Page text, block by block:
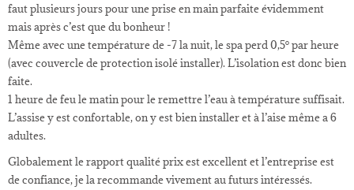
faut plusieurs jours pour une prise en main parfaite évidemment
mais après c’est que du bonheur !
Même avec une température de -7 la nuit, le spa perd 0,5° par heure
(avec couvercle de protection isolé installer). L’isolation est donc bien
faite.
1 heure de feu le matin pour le remettre l’eau à température suffisait.
L’assise y est confortable, on y est bien installer et à l’aise même a 6
adultes.
Globalement le rapport qualité prix est excellent et l’entreprise est
de confiance, je la recommande vivement au futurs intéressés.